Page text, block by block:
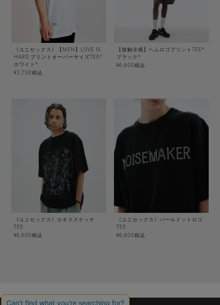
《ユニセックス》【MEN】LOVE IS
HARD プリントオーバーサイズTEE*
ホワイト*
¥2,750税込
【接触冷感】ヘムロゴプリントTEE*
ブラック*
¥6,600税込
《ユニセックス》カオススケッチ
TEE
¥6,600税込
《ユニセックス》パールドットロゴ
TEE
¥6,600税込